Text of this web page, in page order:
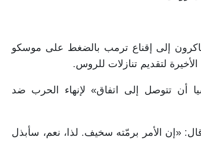
إلى إقناع ترمب بالضغط على موسكو
لتقديم تنازلات للروس.
أن تتوصل إلى اتفاق» لإنهاء الحرب ضد
«إن الأمر برمّته سخيف. لذا، نعم، سأبذل